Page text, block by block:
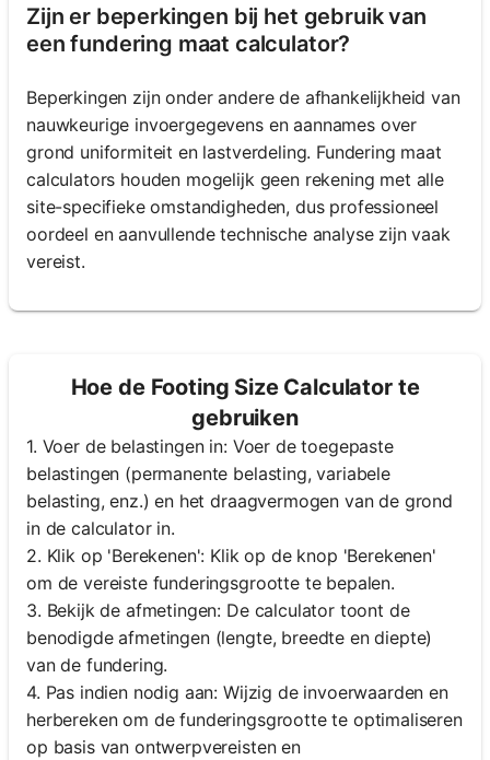
Zijn er beperkingen bij het gebruik van
een fundering maat calculator?
Beperkingen zijn onder andere de afhankelijkheid van
nauwkeurige invoergegevens en aannames over
grond uniformiteit en lastverdeling. Fundering maat
calculators houden mogelijk geen rekening met alle
site-specifieke omstandigheden, dus professioneel
oordeel en aanvullende technische analyse zijn vaak
vereist.
Hoe de Footing Size Calculator te
gebruiken
1. Voer de belastingen in: Voer de toegepaste
belastingen (permanente belasting, variabele
belasting, enz.) en het draagvermogen van de grond
in de calculator in.
2. Klik op 'Berekenen': Klik op de knop 'Berekenen'
om de vereiste funderingsgrootte te bepalen.
3. Bekijk de afmetingen: De calculator toont de
benodigde afmetingen (lengte, breedte en diepte)
van de fundering.
4. Pas indien nodig aan: Wijzig de invoerwaarden en
herbereken om de funderingsgrootte te optimaliseren
op basis van ontwerpvereisten en